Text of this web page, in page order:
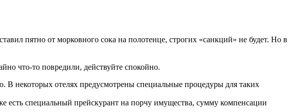
пятно от морковного сока на полотенце, строгих «санкций» не будет. Но в
что-то повредили, действуйте спокойно.
некоторых отелях предусмотрены специальные процедуры для таких
есть специальный прейскурант на порчу имущества, сумму компенсации